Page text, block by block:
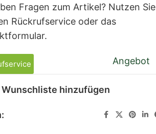
Fragen zum Artikel? Nutzen Sie
Rückrufservice oder das
Angebot
hinzufügen